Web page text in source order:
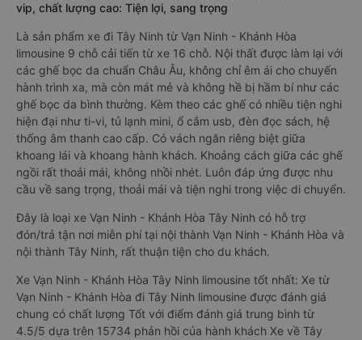
vip, chất lượng cao: Tiện lợi, sang trọng
Là sản phẩm xe đi Tây Ninh từ Vạn Ninh - Khánh Hòa
limousine 9 chỗ cải tiến từ xe 16 chỗ. Nội thất được làm lại với
các ghế bọc da chuẩn Châu Âu, không chỉ êm ái cho chuyến
hành trình xa, mà còn mát mẻ và không hề bị hầm bí như các
ghế bọc da bình thường. Kèm theo các ghế có nhiều tiện nghi
hiện đại như ti-vi, tủ lạnh mini, ổ cắm usb, đèn đọc sách, hệ
thống âm thanh cao cấp. Có vách ngăn riêng biệt giữa
khoang lái và khoang hành khách. Khoảng cách giữa các ghế
ngồi rất thoải mái, không nhồi nhét. Luôn đáp ứng được nhu
cầu về sang trọng, thoải mái và tiện nghi trong việc di chuyển.
Đây là loại xe Vạn Ninh - Khánh Hòa Tây Ninh có hỗ trợ
đón/trả tận nơi miễn phí tại nội thành Vạn Ninh - Khánh Hòa và
nội thành Tây Ninh, rất thuận tiện cho du khách.
Xe Vạn Ninh - Khánh Hòa Tây Ninh limousine tốt nhất: Xe từ
Vạn Ninh - Khánh Hòa đi Tây Ninh limousine được đánh giá
chung có chất lượng Tốt với điểm đánh giá trung bình từ
4.5/5 dựa trên 15734 phản hồi của hành khách Xe về Tây